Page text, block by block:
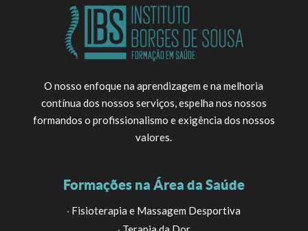
O nosso enfoque na aprendizagem e na melhoria
contínua dos nossos serviços, espelha nos nossos
formandos o profissionalismo e exigência dos nossos
valores.
Formações na Área da Saúde
· Fisioterapia e Massagem Desportiva